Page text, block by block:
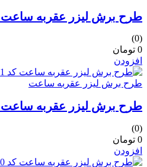
طرح برش لیزر عقربه ساعت
(0)
0 تومان
افزودن
طرح برش لیزر عقربه ساعت
طرح برش لیزر عقربه ساعت
(0)
0 تومان
افزودن